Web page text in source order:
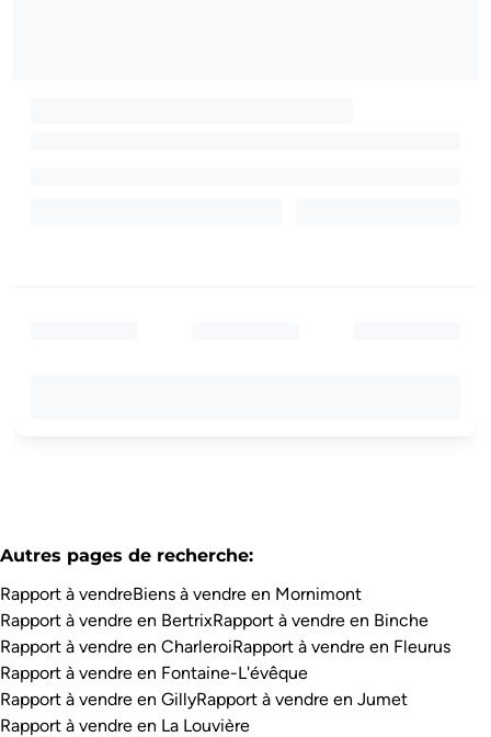
Autres pages de recherche:
Rapport à vendreBiens à vendre en Mornimont
Rapport à vendre en BertrixRapport à vendre en Binche
Rapport à vendre en CharleroiRapport à vendre en Fleurus
Rapport à vendre en Fontaine-L'évêque
Rapport à vendre en GillyRapport à vendre en Jumet
Rapport à vendre en La Louvière